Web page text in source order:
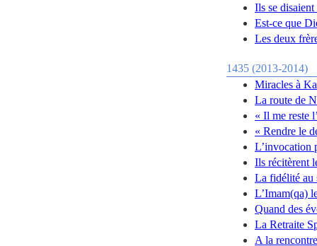
Ils se
Est-ce que
Les deux
1435 (2013-2014)
Miracles à
La route de
« Il me reste
« Rendre le
L’invocation
Ils récitèrent
La fidélité au
L’Imam(qa)
Quand des
La Retraite
A la